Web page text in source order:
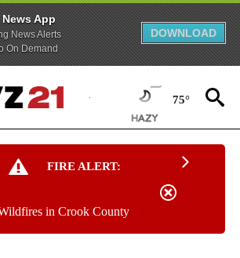
News App
News Alerts
On Demand
DOWNLOAD
75°
FIRE ALERT:
in Crook County